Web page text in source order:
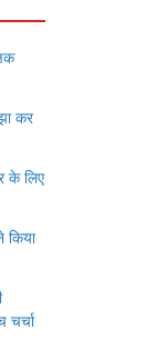
कर
के लिए
किया